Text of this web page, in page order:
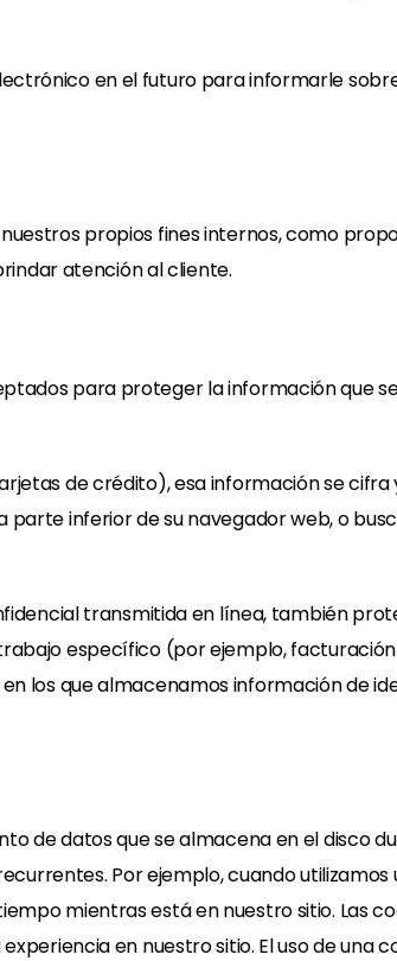
en el futuro para informarle
propios fines internos, como
atención al cliente.
para proteger la información que
de crédito), esa información se cifra
inferior de su navegador web, o
transmitida en línea, también
específico (por ejemplo,
los que almacenamos información de
de datos que se almacena en el disco
Por ejemplo, cuando
mientras está en nuestro sitio. Las
en nuestro sitio. El uso de una